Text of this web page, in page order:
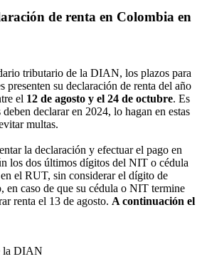
de renta en Colombia en
tributario de la DIAN, los plazos para
presenten su declaración de renta del año
el 12 de agosto y el 24 de octubre. Es
declarar en 2024, lo hagan en estas
multas.
la declaración y efectuar el pago en
los dos últimos dígitos del NIT o cédula
el RUT, sin considerar el dígito de
en caso de que su cédula o NIT termine
renta el 13 de agosto. A continuación el
la DIAN